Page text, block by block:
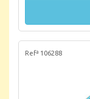
Refª 106288